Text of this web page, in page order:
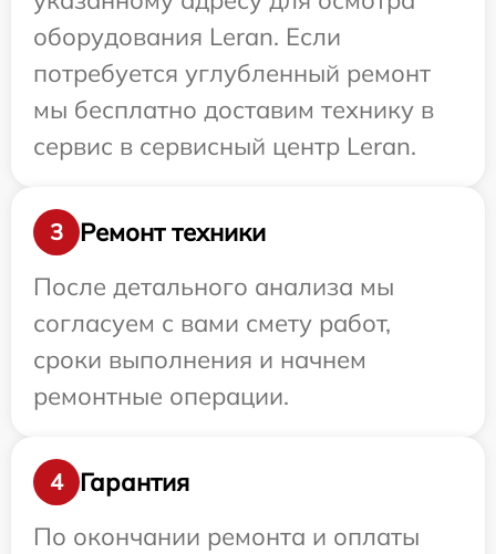
оборудования Leran. Если
потребуется углубленный ремонт
мы бесплатно доставим технику в
сервис в сервисный центр Leran.
3
Ремонт техники
После детального анализа мы
согласуем с вами смету работ,
сроки выполнения и начнем
ремонтные операции.
4
Гарантия
По окончании ремонта и оплаты